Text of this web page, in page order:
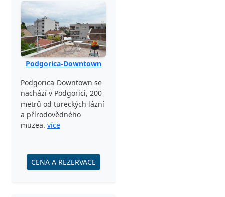
Podgorica-Downtown
Podgorica-Downtown se
nachází v Podgorici, 200
metrů od tureckých lázní
a přírodovědného
muzea. více
CENA A REZERVACE